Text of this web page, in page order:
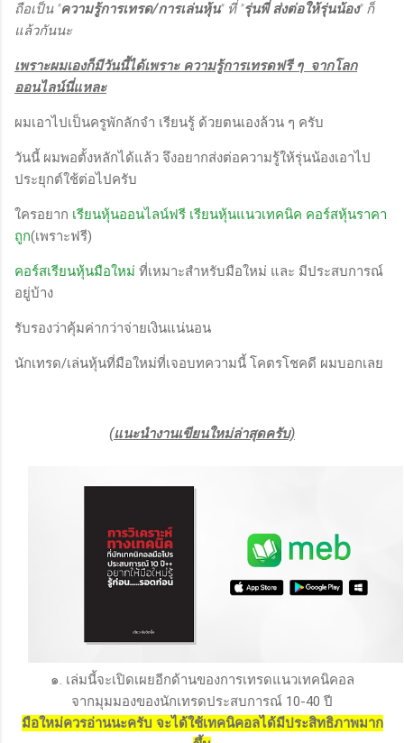
ถือเป็น "ความรู้การเทรด/การเล่นหุ้น" ที่ "รุ่นพี่ ส่งต่อให้รุ่นน้อง" ก็
แล้วกันนะ
เพราะผมเองก็มีวันนี้ได้เพราะ ความรู้การเทรดฟรี ๆ จากโลก
ออนไลน์นี่แหละ
ผมเอาไปเป็นครูพักลักจำ เรียนรู้ ด้วยตนเองล้วน ๆ ครับ
วันนี้ ผมพอตั้งหลักได้แล้ว จึงอยากส่งต่อความรู้ให้รุ่นน้องเอาไป
ประยุกต์ใช้ต่อไปครับ
ใครอยาก เรียนหุ้นออนไลน์ฟรี เรียนหุ้นแนวเทคนิค คอร์สหุ้นราคา
ถูก(เพราะฟรี)
คอร์สเรียนหุ้นมือใหม่ ที่เหมาะสำหรับมือใหม่ และ มีประสบการณ์
อยู่บ้าง
รับรองว่าคุ้มค่ากว่าจ่ายเงินแน่นอน
นักเทรด/เล่นหุ้นที่มือใหม่ที่เจอบทความนี้ โคตรโชคดี ผมบอกเลย
(แนะนำงานเขียนใหม่ล่าสุดครับ)
๑. เล่มนี้จะเปิดเผยอีกด้านของการเทรดแนวเทคนิคอล
จากมุมมองของนักเทรดประสบการณ์ 10-40 ปี
มือใหม่ควรอ่านนะครับ จะได้ใช้เทคนิคอลได้มีประสิทธิภาพมาก